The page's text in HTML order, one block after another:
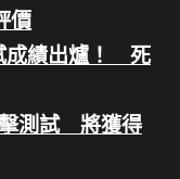
價
成績出爐！ 死
測試 將獲得